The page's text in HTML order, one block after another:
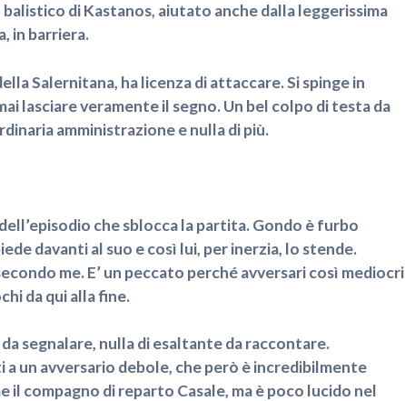
di Kastanos, aiutato anche dalla leggerissima
in barriera.
Salernitana, ha licenza di attaccare. Si spinge in
lasciare veramente il segno. Un bel colpo di testa da
amministrazione e nulla di più.
che sblocca la partita. Gondo è furbo
davanti al suo e così lui, per inerzia, lo stende.
me. E’ un peccato perché avversari così mediocri
da qui alla fine.
segnalare, nulla di esaltante da raccontare.
un avversario debole, che però è incredibilmente
il compagno di reparto Casale, ma è poco lucido nel